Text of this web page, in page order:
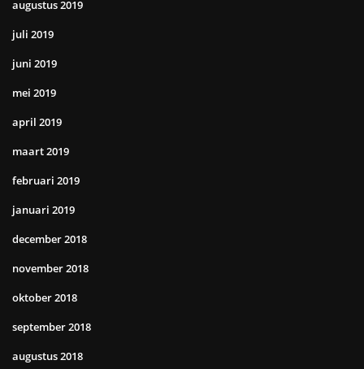
augustus 2019
juli 2019
juni 2019
mei 2019
april 2019
maart 2019
februari 2019
januari 2019
december 2018
november 2018
oktober 2018
september 2018
augustus 2018